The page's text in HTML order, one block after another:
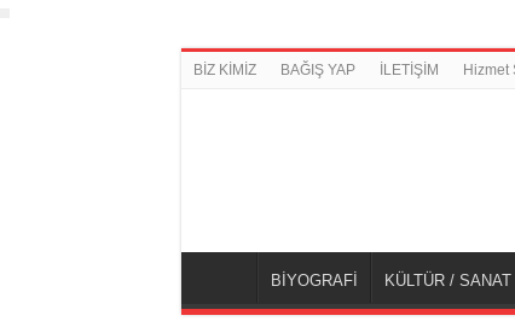
BİZ KİMİZ BAĞIŞ YAP İLETİŞİM Hizmet
BİYOGRAFİ KÜLTÜR / SANAT